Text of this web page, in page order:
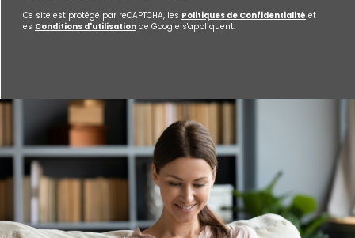
Ce site est protégé par reCAPTCHA, les Politiques de Confidentialité et
es Conditions d'utilisation de Google s'appliquent.